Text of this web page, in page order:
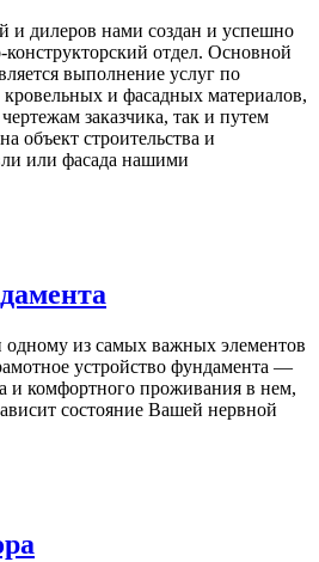
и дилеров нами создан и успешно
отдел. Основной
выполнение услуг по
и фасадных материалов,
заказчика, так и путем
объект строительства и
или фасада нашими
из самых важных элементов
устройство фундамента —
и комфортного проживания в нем,
состояние Вашей нервной